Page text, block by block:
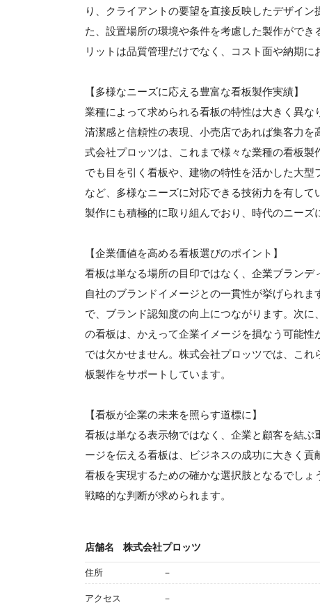
り、クライアントの要望を直接反映したデザイ
た、設置場所の環境や条件を考慮した製作がで
リットは品質管理だけでなく、コスト面や納期に
【多様なニーズに応える豊富な看板製作実績】
業種によって求められる看板の特性は大きく異
清潔感と信頼性の表現、小売店であれば集客力
式会社プロッツは、これまで様々な業種の看板
でも目を引く看板や、建物の特性を活かした大
など、多様なニーズに対応できる技術力を有し
製作にも積極的に取り組んでおり、時代のニーズ
【企業価値を高める看板選びのポイント】
看板は単なる場所の目印ではなく、企業ブラン
自社のブランドイメージとの一貫性が挙げられ
で、ブランド認知度の向上につながります。次
の看板は、かえって企業イメージを損なう可能
では欠かせません。株式会社プロッツでは、こ
板製作をサポートしています。
【看板が企業の未来を照らす道標に】
看板は単なる表示物ではなく、企業と顧客を結
ージを伝える看板は、ビジネスの成功に大きく
看板を実現するための確かな選択肢となるでし
戦略的な判断が求められます。
店舗名 株式会社プロッツ
住所 －
アクセス －